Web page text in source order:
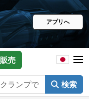
アプリへ
検索
販売